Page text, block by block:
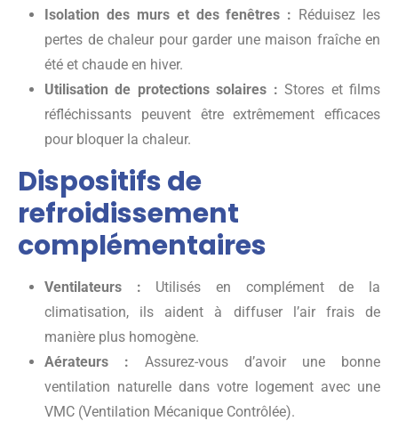
Isolation des murs et des fenêtres : Réduisez les
pertes de chaleur pour garder une maison fraîche en
été et chaude en hiver.
Utilisation de protections solaires : Stores et films
réfléchissants peuvent être extrêmement efficaces
pour bloquer la chaleur.
Dispositifs de
refroidissement
complémentaires
Ventilateurs : Utilisés en complément de la
climatisation, ils aident à diffuser l’air frais de
manière plus homogène.
Aérateurs : Assurez-vous d’avoir une bonne
ventilation naturelle dans votre logement avec une
VMC (Ventilation Mécanique Contrôlée).